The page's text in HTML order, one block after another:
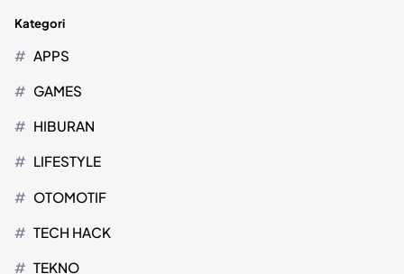
Kategori
APPS
GAMES
HIBURAN
LIFESTYLE
OTOMOTIF
TECH HACK
TEKNO